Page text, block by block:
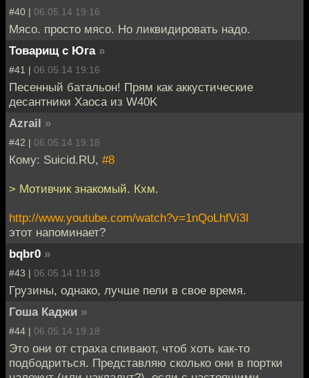
#40 | 06.05.14 19:16
Мясо. просто мясо. Но ликвидировать надо.
Товарищ с Юга »
#41 | 06.05.14 19:16
Песенный батальон! Прям как аккустические
десантники Хаоса из W40K
Azrail »
#42 | 06.05.14 19:18
Кому: Suicid.RU, #8
> Мотивчик знакомый. Кхм.
http://www.youtube.com/watch?v=1nQoLhfVi3I
этот напоминает?
bqbr0 »
#43 | 06.05.14 19:18
Грузины, однако, лучше пели в свое время.
Гоша Каджи »
#44 | 06.05.14 19:18
Это они от страха спивают, чтоб хоть как-то
подбодриться. Представляю сколько они в портки